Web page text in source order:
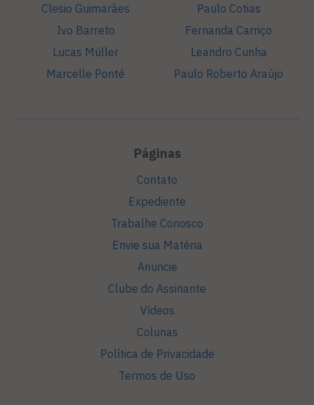
Clesio Guimarães
Ivo Barreto
Lucas Müller
Marcelle Ponté
Paulo Cotias
Fernanda Carriço
Leandro Cunha
Paulo Roberto Araújo
Páginas
Contato
Expediente
Trabalhe Conosco
Envie sua Matéria
Anuncie
Clube do Assinante
Vídeos
Colunas
Política de Privacidade
Termos de Uso